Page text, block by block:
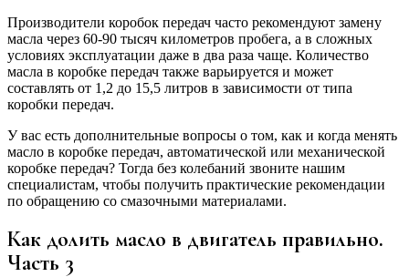
Производители коробок передач часто рекомендуют замену
масла через 60-90 тысяч километров пробега, а в сложных
условиях эксплуатации даже в два раза чаще. Количество
масла в коробке передач также варьируется и может
составлять от 1,2 до 15,5 литров в зависимости от типа
коробки передач.
У вас есть дополнительные вопросы о том, как и когда менять
масло в коробке передач, автоматической или механической
коробке передач? Тогда без колебаний звоните нашим
специалистам, чтобы получить практические рекомендации
по обращению со смазочными материалами.
Как долить масло в двигатель правильно.
Часть 3